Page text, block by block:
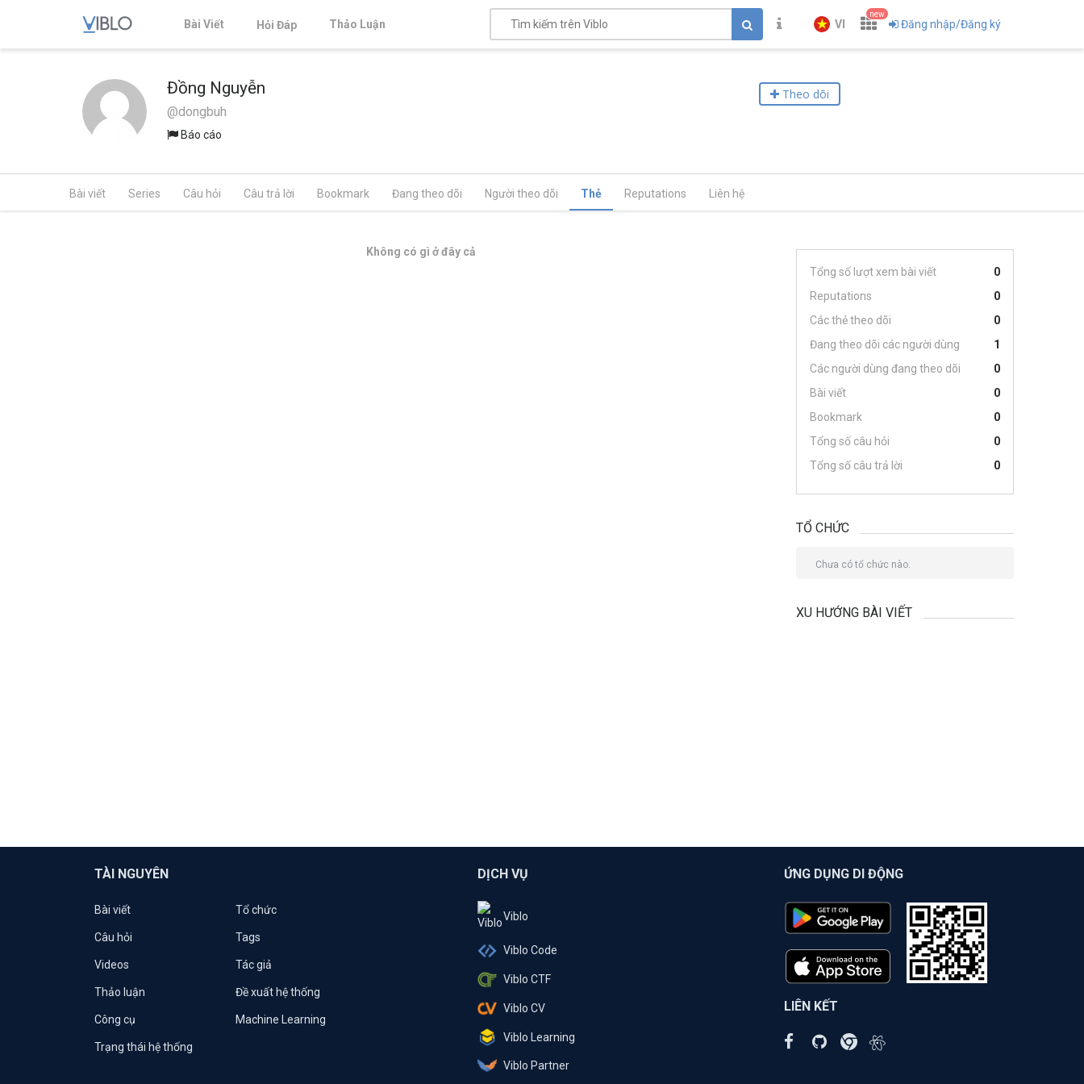
Bài Viết Hỏi Đáp Thảo Luận VI
new
Đăng nhập/Đăng ký
Đồng Nguyễn
@dongbuh
Báo cáo
Theo dõi
Bài viết Series Câu hỏi Câu trả lời Bookmark Đang theo dõi Người theo dõi Thẻ Reputations Liên hệ
Không có gì ở đây cả
Tổng số lượt xem bài viết
0
Reputations
0
Các thẻ theo dõi
0
Đang theo dõi các người dùng
1
Các người dùng đang theo dõi
0
Bài viết
0
Bookmark
0
Tổng số câu hỏi
0
Tổng số câu trả lời
0
TỔ CHỨC
Chưa có tổ chức nào.
XU HƯỚNG BÀI VIẾT
TÀI NGUYÊN
Bài viết Tổ chức
Câu hỏi Tags
Videos Tác giả
Thảo luận Đề xuất hệ thống
Công cụ Machine Learning
Trạng thái hệ thống
DỊCH VỤ
Viblo
Viblo Code
Viblo CTF
Viblo CV
Viblo Learning
Viblo Partner
ỨNG DỤNG DI ĐỘNG
LIÊN KẾT